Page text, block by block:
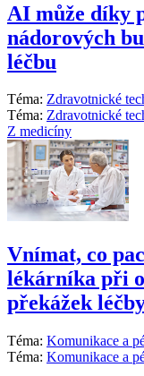
AI může díky
nádorových
léčbu
Téma: Zdravotnické
Téma: Zdravotnické
Z medicíny
Vnímat, co
lékárníka při
překážek
Téma: Komunikace a
Téma: Komunikace a